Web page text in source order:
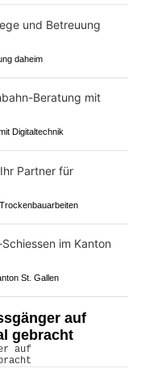
daheim
Digitaltechnik
St. Gallen
auf
gebracht